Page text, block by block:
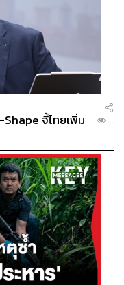
Shape จี้ไทยเพิ่ม
...